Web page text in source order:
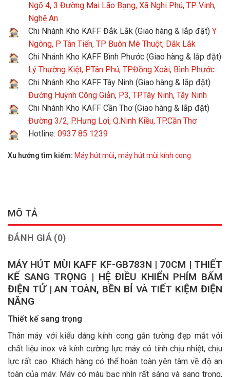
Ngõ 4, 3 Đường Mai Lão Bạng, Xã Nghi Phú, TP Vinh,
Nghệ An
Chi Nhánh Kho KAFF Đắk Lắk (Giao hàng & lắp đặt) Y
Ngông, P Tân Tiến, TP Buôn Mê Thuột, Dắk Lắk
Chi Nhánh Kho KAFF Bình Phước (Giao hàng & lắp đặt)
Lý Thường Kiệt, P.Tân Phú, TP.Đồng Xoài, Bình Phước
Chi Nhánh Kho KAFF Tây Ninh (Giao hàng & lắp đặt)
Đường Huỳnh Công Giản, P3, TP.Tây Ninh, Tây Ninh
Chi Nhánh Kho KAFF Cần Thơ (Giao hàng & lắp đặt)
Đường 3/2, P.Hưng Lợi, Q.Ninh Kiều, TP.Cần Thơ
Hotline: 0937 85 1239
Xu hướng tìm kiếm: Máy hút mùi, máy hút mùi kính cong
MÔ TẢ
ĐÁNH GIÁ (0)
MÁY HÚT MÙI KAFF KF-GB783N | 70CM | THIẾT
KẾ SANG TRỌNG | HỆ ĐIỀU KHIỂN PHÍM BẤM
ĐIỆN TỬ | AN TOÀN, BỀN BỈ VÀ TIẾT KIỆM ĐIỆN
NĂNG
Thiết kế sang trọng
Thân máy với kiểu dáng kính cong gắn tường đẹp mắt với
chất liệu inox và kính cường lực máy có tính chịu nhiệt, chịu
lực rất cao. Khách hàng có thể hoàn toàn yên tâm về độ an
toàn của máy. Máy có màu bạc nhìn rất sáng và sang trọng,